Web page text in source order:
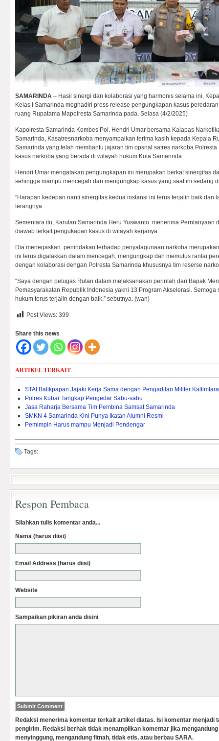
SAMARINDA – Hasil sinergi dan kolaborasi yang harmonis selama ini,
Kelas I Samarinda meghadiri press release pengungkapan kasus
ruang Rupatama Mapolresta Samarinda pada, Selasa (4/2/2025)
Kapolresta Samarinda Kombes Pol. Hendri Umar bersama Kalapas
Samarinda, Kasatresnarkoba menyampaikan terima kasih kepada Kepala
Samarinda yang telah membantu jajaran tim opsnal satres narkoba
kasus narkoba yang berada di wilayah hukum Kota Samarinda
Hendri Umar mengatakan pengungkapan ini merupakan berkat sinergitas
sehingga mampu mencegah dan mengungkap kasus yang saat ini sedang
“Harapan kedepan nanti sinergitas kedua instansi ini terus terjalin baik dan
terangnya.
Sementara itu, Karutan Samarinda Heru Yuswanto menerima Perntanyaan
diawab terkait pengukapan kasus di wilayah kerjanya.
Dia menegaskan penindakan terhadap penyalagunaan narkoba
ini terus digalakkan dalam mencegah, mengungkap dan memutus rantai
dengan kolaborasi dengan Polresta Samarinda khususnya tim reserse
“Saya dengan petugas Rutan dalam melaksanakan perintah dari Bapak
Pemasyarakatan Republik Indonesia yakni 13 Program Akselerasi.
hukum terus terjalin dengan baik,” sebutnya. (wan)
Post Views: 399
Share this news
ARTIKEL TERKAIT
STAI Balikpapan Jajaki Kerja Sama dengan Pengadilan Militer Kaltimtara
Polres Kubar Tangkap Pengedar Sabu-sabu
Jasa Raharja Bersama Tim Pembina Samsat Samarinda
SMKN 4 Samarinda Kini Punya Ikatan Alumni Resmi
Pemimpin Harus mampu Menjadi Pendengar
Tags:
Respon Pembaca
Silahkan tulis komentar anda...
Nama (harus diisi)
Email Address (harus diisi)
Website
Sampaikan pikiran anda disini
Redaksi menerima komentar terkait artikel diatas. Isi komentar menjadi
pengirim. Redaksi berhak tidak menampilkan komentar jika
menyinggung, mengandung fitnah, tidak etis, atau berbau SARA.